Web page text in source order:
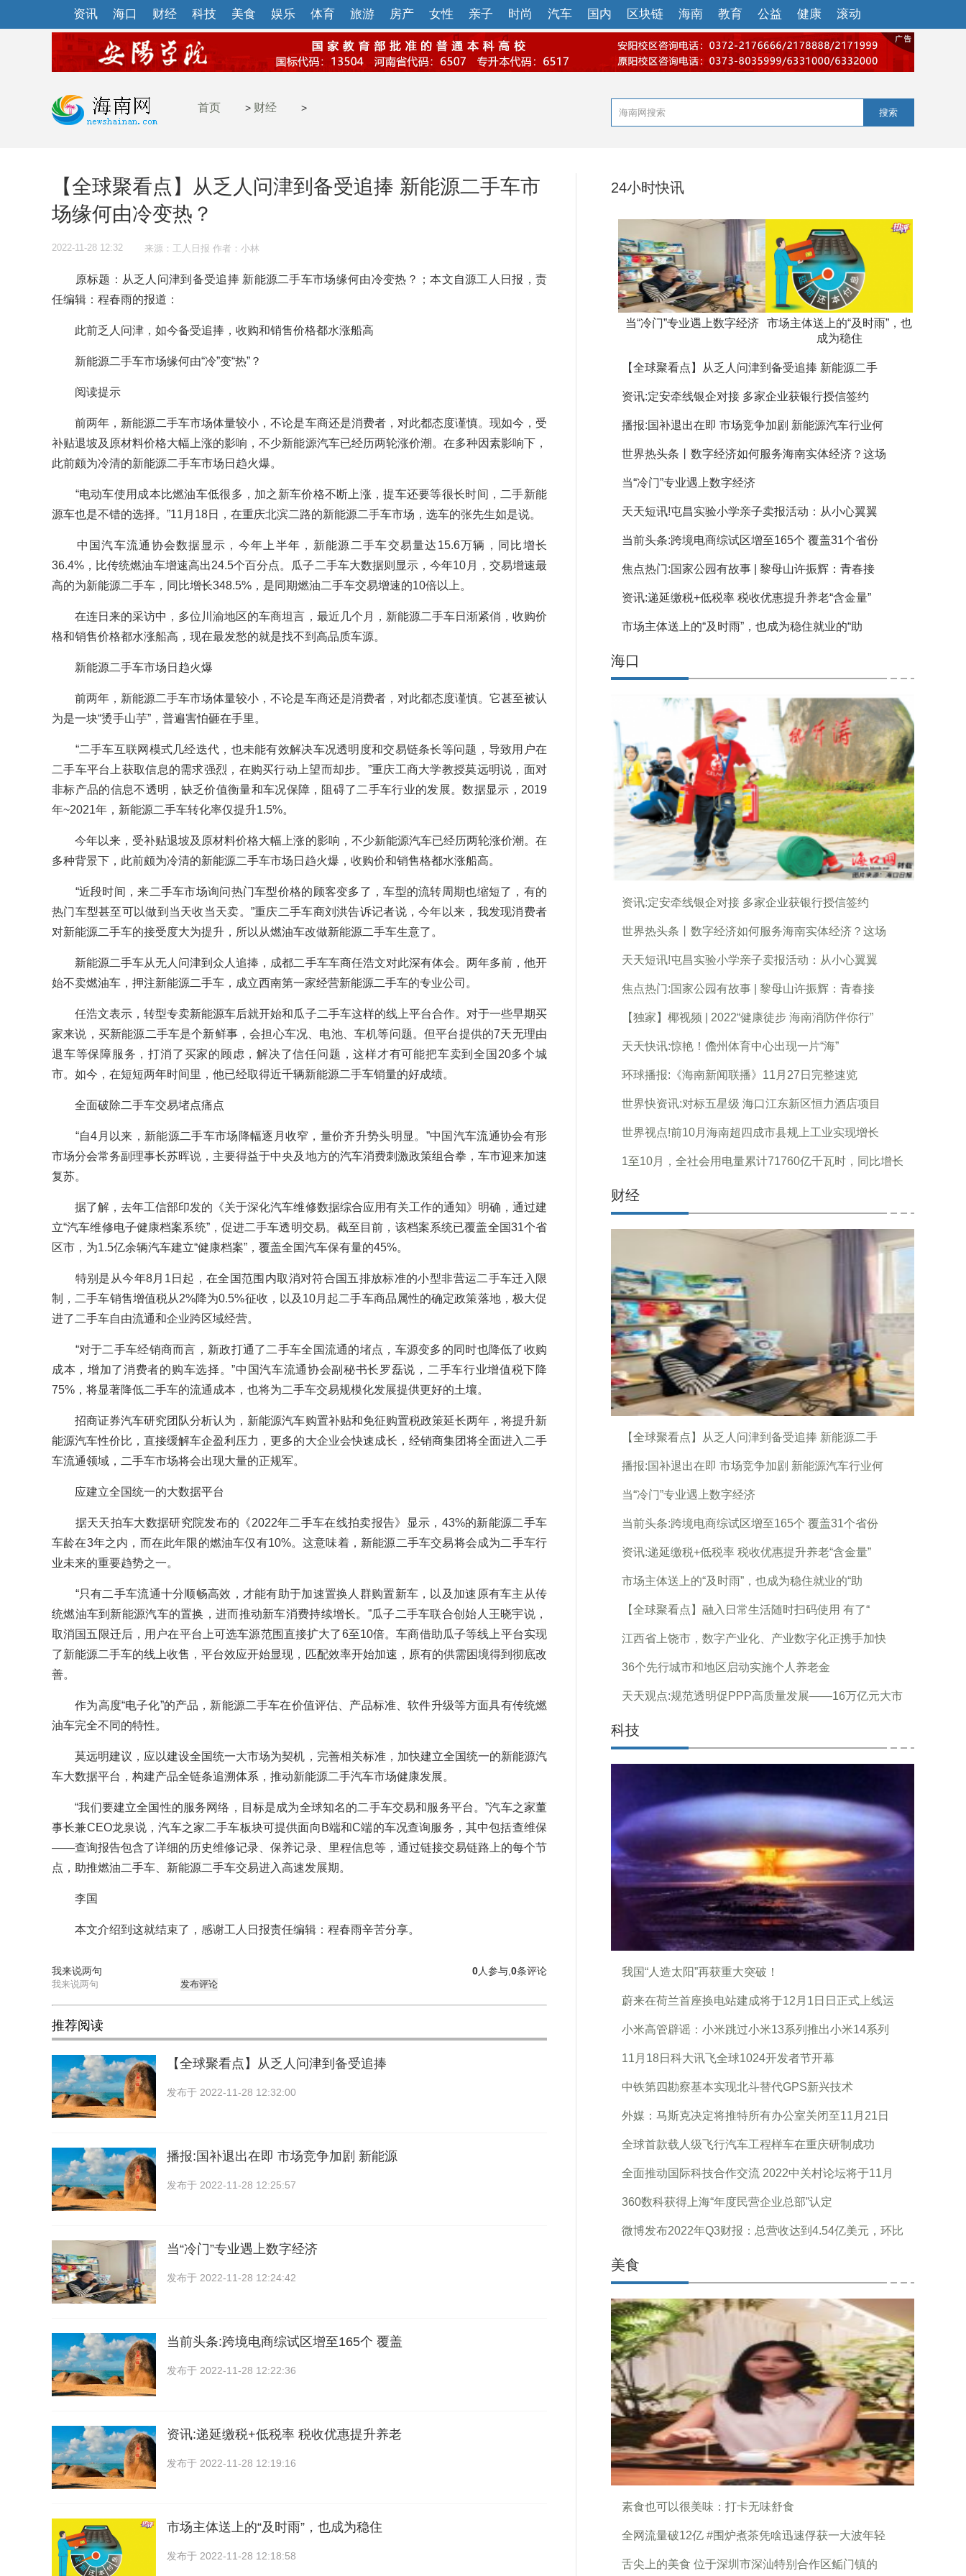
资讯 海口 财经 科技 美食 娱乐 体育 旅游 房产 女性 亲子 时尚 汽车 国内 区块链 海南 教育 公益 健康 滚动
首页 > 财经 > 搜索
【全球聚看点】从乏人问津到备受追捧 新能源二手车市
场缘何由冷变热？
2022-11-28 12:32 来源：工人日报 作者：小林
原标题：从乏人问津到备受追捧 新能源二手车市场缘何由冷变热？；本文自源工人日报，责
任编辑：程春雨的报道：
此前乏人问津，如今备受追捧，收购和销售价格都水涨船高
新能源二手车市场缘何由“冷”变“热”？
阅读提示
前两年，新能源二手车市场体量较小，不论是车商还是消费者，对此都态度谨慎。现如今，受
补贴退坡及原材料价格大幅上涨的影响，不少新能源汽车已经历两轮涨价潮。在多种因素影响下，
此前颇为冷清的新能源二手车市场日趋火爆。
“电动车使用成本比燃油车低很多，加之新车价格不断上涨，提车还要等很长时间，二手新能
源车也是不错的选择。”11月18日，在重庆北滨二路的新能源二手车市场，选车的张先生如是说。
中国汽车流通协会数据显示，今年上半年，新能源二手车交易量达15.6万辆，同比增长
36.4%，比传统燃油车增速高出24.5个百分点。瓜子二手车大数据则显示，今年10月，交易增速最
高的为新能源二手车，同比增长348.5%，是同期燃油二手车交易增速的10倍以上。
在连日来的采访中，多位川渝地区的车商坦言，最近几个月，新能源二手车日渐紧俏，收购价
格和销售价格都水涨船高，现在最发愁的就是找不到高品质车源。
新能源二手车市场日趋火爆
前两年，新能源二手车市场体量较小，不论是车商还是消费者，对此都态度谨慎。它甚至被认
为是一块“烫手山芋”，普遍害怕砸在手里。
“二手车互联网模式几经迭代，也未能有效解决车况透明度和交易链条长等问题，导致用户在
二手车平台上获取信息的需求强烈，在购买行动上望而却步。”重庆工商大学教授莫远明说，面对
非标产品的信息不透明，缺乏价值衡量和车况保障，阻碍了二手车行业的发展。数据显示，2019
年~2021年，新能源二手车转化率仅提升1.5%。
今年以来，受补贴退坡及原材料价格大幅上涨的影响，不少新能源汽车已经历两轮涨价潮。在
多种背景下，此前颇为冷清的新能源二手车市场日趋火爆，收购价和销售格都水涨船高。
“近段时间，来二手车市场询问热门车型价格的顾客变多了，车型的流转周期也缩短了，有的
热门车型甚至可以做到当天收当天卖。”重庆二手车商刘洪告诉记者说，今年以来，我发现消费者
对新能源二手车的接受度大为提升，所以从燃油车改做新能源二手车生意了。
新能源二手车从无人问津到众人追捧，成都二手车车商任浩文对此深有体会。两年多前，他开
始不卖燃油车，押注新能源二手车，成立西南第一家经营新能源二手车的专业公司。
任浩文表示，转型专卖新能源车后就开始和瓜子二手车这样的线上平台合作。对于一些早期买
家来说，买新能源二手车是个新鲜事，会担心车况、电池、车机等问题。但平台提供的7天无理由
退车等保障服务，打消了买家的顾虑，解决了信任问题，这样才有可能把车卖到全国20多个城
市。如今，在短短两年时间里，他已经取得近千辆新能源二手车销量的好成绩。
全面破除二手车交易堵点痛点
“自4月以来，新能源二手车市场降幅逐月收窄，量价齐升势头明显。”中国汽车流通协会有形
市场分会常务副理事长苏晖说，主要得益于中央及地方的汽车消费刺激政策组合拳，车市迎来加速
复苏。
据了解，去年工信部印发的《关于深化汽车维修数据综合应用有关工作的通知》明确，通过建
立“汽车维修电子健康档案系统”，促进二手车透明交易。截至目前，该档案系统已覆盖全国31个省
区市，为1.5亿余辆汽车建立“健康档案”，覆盖全国汽车保有量的45%。
特别是从今年8月1日起，在全国范围内取消对符合国五排放标准的小型非营运二手车迁入限
制，二手车销售增值税从2%降为0.5%征收，以及10月起二手车商品属性的确定政策落地，极大促
进了二手车自由流通和企业跨区域经营。
“对于二手车经销商而言，新政打通了二手车全国流通的堵点，车源变多的同时也降低了收购
成本，增加了消费者的购车选择。”中国汽车流通协会副秘书长罗磊说，二手车行业增值税下降
75%，将显著降低二手车的流通成本，也将为二手车交易规模化发展提供更好的土壤。
招商证券汽车研究团队分析认为，新能源汽车购置补贴和免征购置税政策延长两年，将提升新
能源汽车性价比，直接缓解车企盈利压力，更多的大企业会快速成长，经销商集团将全面进入二手
车流通领域，二手车市场将会出现大量的正规军。
应建立全国统一的大数据平台
据天天拍车大数据研究院发布的《2022年二手车在线拍卖报告》显示，43%的新能源二手车
车龄在3年之内，而在此年限的燃油车仅有10%。这意味着，新能源二手车交易将会成为二手车行
业未来的重要趋势之一。
“只有二手车流通十分顺畅高效，才能有助于加速置换人群购置新车，以及加速原有车主从传
统燃油车到新能源汽车的置换，进而推动新车消费持续增长。”瓜子二手车联合创始人王晓宇说，
取消国五限迁后，用户在平台上可选车源范围直接扩大了6至10倍。车商借助瓜子等线上平台实现
了新能源二手车的线上收售，平台效应开始显现，匹配效率开始加速，原有的供需困境得到彻底改
善。
作为高度“电子化”的产品，新能源二手车在价值评估、产品标准、软件升级等方面具有传统燃
油车完全不同的特性。
莫远明建议，应以建设全国统一大市场为契机，完善相关标准，加快建立全国统一的新能源汽
车大数据平台，构建产品全链条追溯体系，推动新能源二手汽车市场健康发展。
“我们要建立全国性的服务网络，目标是成为全球知名的二手车交易和服务平台。”汽车之家董
事长兼CEO龙泉说，汽车之家二手车板块可提供面向B端和C端的车况查询服务，其中包括查维保
——查询报告包含了详细的历史维修记录、保养记录、里程信息等，通过链接交易链路上的每个节
点，助推燃油二手车、新能源二手车交易进入高速发展期。
李国
本文介绍到这就结束了，感谢工人日报责任编辑：程春雨辛苦分享。
我来说两句 0条评论
0人参与,
发布评论
推荐阅读
【全球聚看点】从乏人问津到备受追捧
发布于 2022-11-28 12:32:00
播报:国补退出在即 市场竞争加剧 新能源
发布于 2022-11-28 12:25:57
当“冷门”专业遇上数字经济
发布于 2022-11-28 12:24:42
当前头条:跨境电商综试区增至165个 覆盖
发布于 2022-11-28 12:22:36
资讯:递延缴税+低税率 税收优惠提升养老
发布于 2022-11-28 12:19:16
市场主体送上的“及时雨”，也成为稳住
发布于 2022-11-28 12:18:58
24小时快讯
当“冷门”专业遇上数字经济
市场主体送上的“及时雨”，也
成为稳住
【全球聚看点】从乏人问津到备受追捧 新能源二手
资讯:定安牵线银企对接 多家企业获银行授信签约
播报:国补退出在即 市场竞争加剧 新能源汽车行业何
世界热头条丨数字经济如何服务海南实体经济？这场
当“冷门”专业遇上数字经济
天天短讯!屯昌实验小学亲子卖报活动：从小心翼翼
当前头条:跨境电商综试区增至165个 覆盖31个省份
焦点热门:国家公园有故事 | 黎母山许振辉：青春接
资讯:递延缴税+低税率 税收优惠提升养老“含金量”
市场主体送上的“及时雨”，也成为稳住就业的“助
海口
资讯:定安牵线银企对接 多家企业获银行授信签约
世界热头条丨数字经济如何服务海南实体经济？这场
天天短讯!屯昌实验小学亲子卖报活动：从小心翼翼
焦点热门:国家公园有故事 | 黎母山许振辉：青春接
【独家】椰视频 | 2022“健康徒步 海南消防伴你行”
天天快讯:惊艳！儋州体育中心出现一片“海”
环球播报:《海南新闻联播》11月27日完整速览
世界快资讯:对标五星级 海口江东新区恒力酒店项目
世界视点!前10月海南超四成市县规上工业实现增长
1至10月，全社会用电量累计71760亿千瓦时，同比增长
财经
【全球聚看点】从乏人问津到备受追捧 新能源二手
播报:国补退出在即 市场竞争加剧 新能源汽车行业何
当“冷门”专业遇上数字经济
当前头条:跨境电商综试区增至165个 覆盖31个省份
资讯:递延缴税+低税率 税收优惠提升养老“含金量”
市场主体送上的“及时雨”，也成为稳住就业的“助
【全球聚看点】融入日常生活随时扫码使用 有了“
江西省上饶市，数字产业化、产业数字化正携手加快
36个先行城市和地区启动实施个人养老金
天天观点:规范透明促PPP高质量发展——16万亿元大市
科技
我国“人造太阳”再获重大突破！
蔚来在荷兰首座换电站建成将于12月1日日正式上线运
小米高管辟谣：小米跳过小米13系列推出小米14系列
11月18日科大讯飞全球1024开发者节开幕
中铁第四勘察基本实现北斗替代GPS新兴技术
外媒：马斯克决定将推特所有办公室关闭至11月21日
全球首款载人级飞行汽车工程样车在重庆研制成功
全面推动国际科技合作交流 2022中关村论坛将于11月
360数科获得上海“年度民营企业总部”认定
微博发布2022年Q3财报：总营收达到4.54亿美元，环比
美食
素食也可以很美味：打卡无味舒食
全网流量破12亿 #围炉煮茶凭啥迅速俘获一大波年轻
舌尖上的美食 位于深圳市深汕特别合作区鲘门镇的